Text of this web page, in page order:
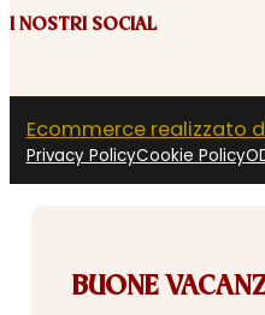
I NOSTRI SOCIAL
Ecommerce realizzato
Privacy PolicyCookie Policy
BUONE